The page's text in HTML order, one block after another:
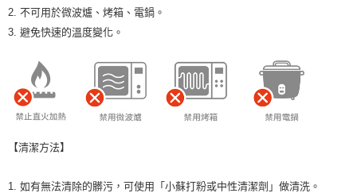
2. 不可用於微波爐、烤箱、電鍋。
3. 避免快速的溫度變化。
【清潔方法】
1. 如有無法清除的髒污，可使用「小蘇打粉或中性清潔劑」做清洗。